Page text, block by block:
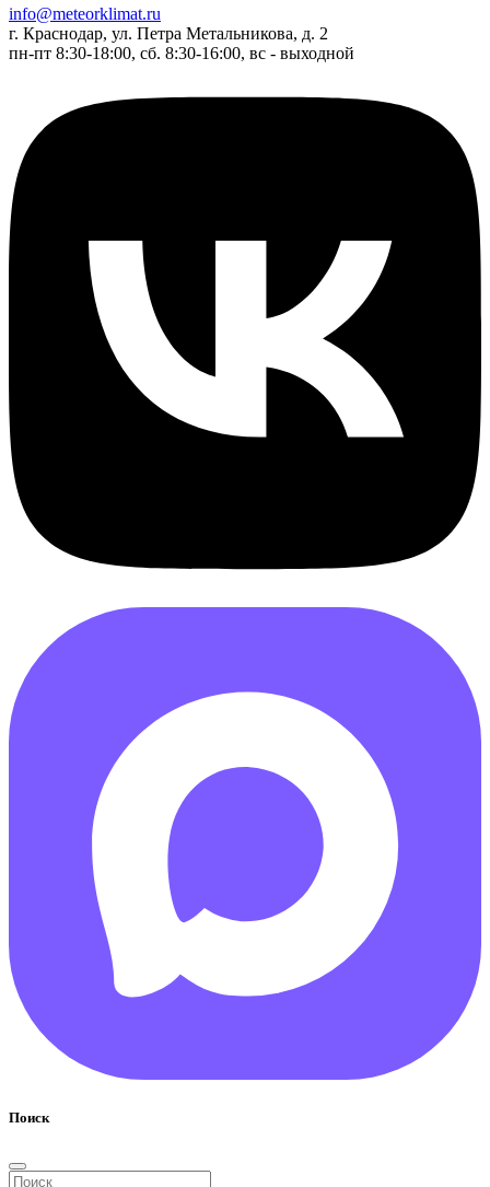
info@meteorklimat.ru
г. Краснодар, ул. Петра Метальникова, д. 2
пн-пт 8:30-18:00, сб. 8:30-16:00, вс - выходной
Поиск